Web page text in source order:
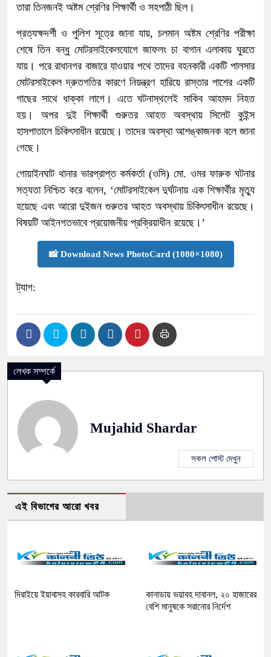
তারা তিনজনই অষ্টম শ্রেণির শিক্ষার্থী ও সহপাঠী ছিল।
প্রত্যক্ষদর্শী ও পুলিশ সূত্রে জানা যায়, চলমান অষ্টম শ্রেণির পরীক্ষা
শেষে তিন বন্ধু মোটরসাইকেলযোগে জাফলং চা বাগান এলাকায় ঘুরতে
যায়। পরে রাধানগর বাজারে যাওয়ার পথে তাদের বহনকারী একটি পালসার
মোটরসাইকেল দ্রুতগতির কারণে নিয়ন্ত্রণ হারিয়ে রাস্তার পাশের একটি
গাছের সাথে ধাক্কা লাগে। এতে ঘটনাস্থলেই সাকিব আহমদ নিহত
হয়। অপর দুই শিক্ষার্থী গুরুতর আহত অবস্থায় সিলেট কুইন্স
হাসপাতালে চিকিৎসাধীন রয়েছে। তাদের অবস্থা আশঙ্কাজনক বলে জানা
গেছে।
গোয়াইনঘাট থানার ভারপ্রাপ্ত কর্মকর্তা (ওসি) মো. ওমর ফারুক ঘটনার
সত্যতা নিশ্চিত করে বলেন, ‘মোটরসাইকেল দুর্ঘটনায় এক শিক্ষার্থীর মৃত্যু
হয়েছে এবং আরো দুইজন গুরুতর আহত অবস্থায় চিকিৎসাধীন রয়েছে।
বিষয়টি আইনগতভাবে প্রয়োজনীয় প্রক্রিয়াধীন রয়েছে।’
📸 Download News PhotoCard (1080×1080)
ট্যাগ:
লেখক সম্পর্কে
Mujahid Shardar
সকল পোস্ট দেখুন
এই বিভাগের আরো খবর
দিরাইয়ে ইয়াবাসহ কারবারি আটক
কানাডায় ভয়াবহ দাবানল, ২০ হাজারের
বেশি মানুষকে সরানোর নির্দেশ